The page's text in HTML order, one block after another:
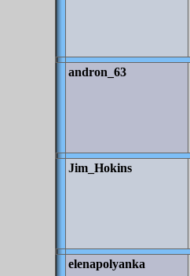
andron_63
Jim_Hokins
elenapolyanka